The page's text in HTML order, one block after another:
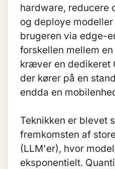
hardware, reducere
og deploye
brugeren via edge-
forskellen mellem
kræver en dedikeret
der kører på en
endda en
Teknikken er blevet
fremkomsten af
(LLM'er), hvor
eksponentielt.